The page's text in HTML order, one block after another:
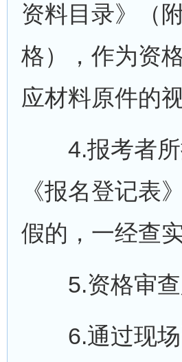
资料目录》（
格），作为资
应材料原件的
4.报考者所
《报名登记表
假的，一经查
5.资格审查
6.通过现场